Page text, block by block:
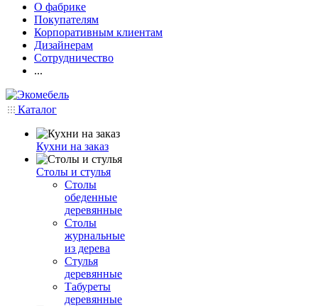
О фабрике
Покупателям
Корпоративным клиентам
Дизайнерам
Сотрудничество
...
Каталог
Кухни на заказ
Столы и стулья
Столы
обеденные
деревянные
Столы
журнальные
из дерева
Стулья
деревянные
Табуреты
деревянные